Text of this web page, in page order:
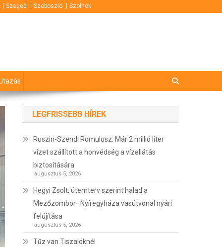
Szeged Szoboszló Szolnok
LEGFRISSEBB HÍREK
Ruszin-Szendi Romulusz: Már 2 millió liter
vizet szállított a honvédség a vízellátás
biztosítására
augusztus 5, 2026
Hegyi Zsolt: ütemterv szerint halad a
Mezőzombor–Nyíregyháza vasútvonal nyári
felújítása
augusztus 5, 2026
Tűz van Tiszalöknél